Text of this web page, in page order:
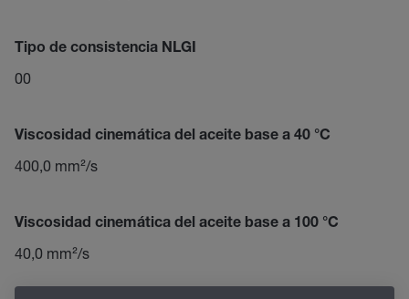
Tipo de consistencia NLGI
00
Viscosidad cinemática del aceite base a 40 °C
400,0 mm²/s
Viscosidad cinemática del aceite base a 100 °C
40,0 mm²/s